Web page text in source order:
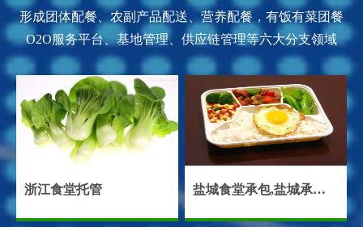
形成团体配餐、农副产品配送、营养配餐，有饭有菜团餐
O2O服务平台、基地管理、供应链管理等六大分支领域
浙江食堂托管 盐城食堂承包,盐城承包食堂,盐城饭堂承包